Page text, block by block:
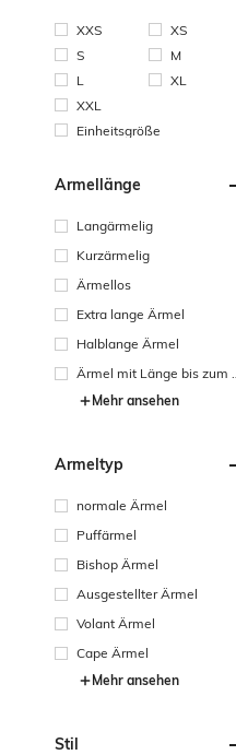
XXS
XS
S
M
L
XL
XXL
Einheitsgröße
Ärmellänge
Langärmelig
Kurzärmelig
Ärmellos
Extra lange Ärmel
Halblange Ärmel
Ärmel mit Länge bis zum H
andgelenk
Mehr ansehen
Ärmeltyp
normale Ärmel
Puffärmel
Bishop Ärmel
Ausgestellter Ärmel
Volant Ärmel
Cape Ärmel
Mehr ansehen
Stil